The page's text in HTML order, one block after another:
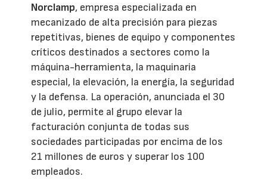
Norclamp, empresa especializada en
mecanizado de alta precisión para piezas
repetitivas, bienes de equipo y componentes
críticos destinados a sectores como la
máquina-herramienta, la maquinaria
especial, la elevación, la energía, la seguridad
y la defensa. La operación, anunciada el 30
de julio, permite al grupo elevar la
facturación conjunta de todas sus
sociedades participadas por encima de los
21 millones de euros y superar los 100
empleados.